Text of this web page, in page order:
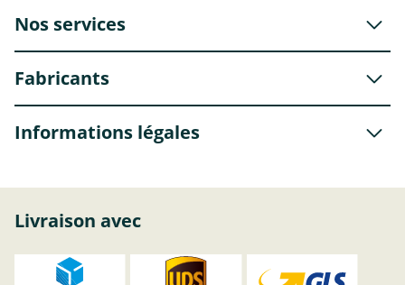
Nos services
Fabricants
Informations légales
Livraison avec